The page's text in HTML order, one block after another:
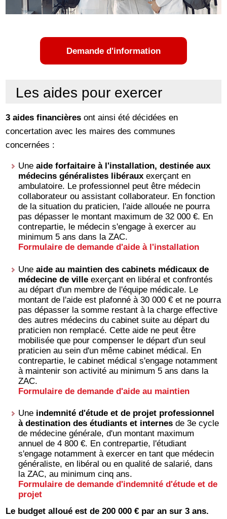
Demande d'information
Les aides pour exercer
3 aides financières ont ainsi été décidées en
concertation avec les maires des communes
concernées :
Uneaide forfaitaire à l'installation, destinée aux
médecins généralistes libéraux exerçant en
ambulatoire. Le professionnel peut être médecin
collaborateur ou assistant collaborateur. En fonction
de la situation du praticien, l'aide allouée ne pourra
pas dépasser le montant maximum de 32 000 €. En
contrepartie, le médecin s'engage à exercer au
minimum 5 ans dans la ZAC.
Formulaire de demande d'aide à l'installation
Uneaide au maintien des cabinets médicaux de
médecine de ville exerçant en libéral et confrontés
au départ d'un membre de l'équipe médicale. Le
montant de l'aide est plafonné à 30 000 € et ne pourra
pas dépasser la somme restant à la charge effective
des autres médecins du cabinet suite au départ du
praticien non remplacé. Cette aide ne peut être
mobilisée que pour compenser le départ d'un seul
praticien au sein d'un même cabinet médical. En
contrepartie, le cabinet médical s'engage notamment
à maintenir son activité au minimum 5 ans dans la
ZAC.
Formulaire de demande d'aide au maintien
Une indemnité d'étude et de projet professionnel
à destination des étudiants et internes de 3e cycle
de médecine générale, d'un montant maximum
annuel de 4 800 €. En contrepartie, l'étudiant
s'engage notamment à exercer en tant que médecin
généraliste, en libéral ou en qualité de salarié, dans
la ZAC, au minimum cinq ans.
Formulaire de demande d'indemnité d'étude et de
projet
Le budget alloué est de 200 000 € par an sur 3 ans.